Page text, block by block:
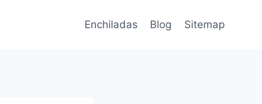
Enchiladas Blog Sitemap